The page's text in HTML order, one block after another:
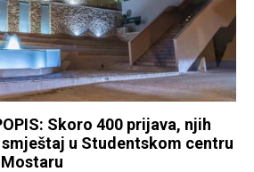
Skoro 400 prijava, njih
u Studentskom centru